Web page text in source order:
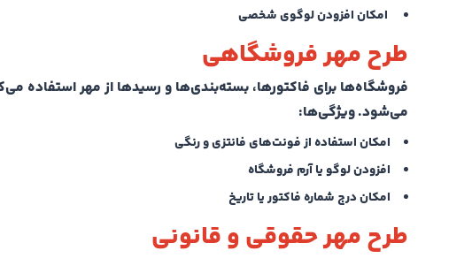
امکان افزودن لوگوی شخصی
طرح مهر فروشگاهی
فروشگاه‌ها برای فاکتورها، بسته‌بندی‌ها و رسیدها از مهر استفاده
می‌شود.ویژگی‌ها:
امکان استفاده از فونت‌های فانتزی و رنگی
افزودن لوگو یا آرم فروشگاه
امکان درج شماره فاکتور یا تاریخ
طرح مهر حقوقی و قانونی